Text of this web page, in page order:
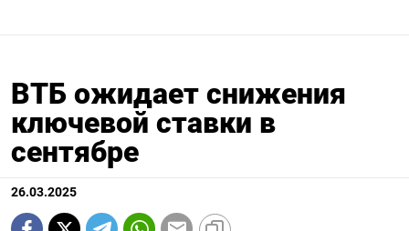
ВТБ ожидает снижения
ключевой ставки в
сентябре
26.03.2025